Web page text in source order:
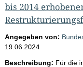
bis 2014
Angegeben von:
19.06.2024
Beschreibung: Für die